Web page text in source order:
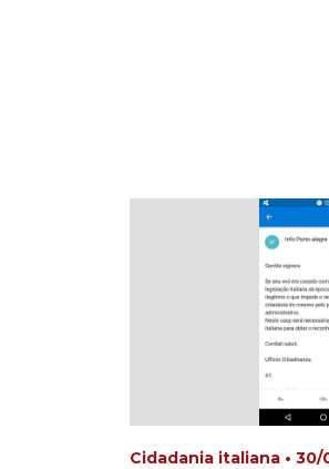
Cidadania italiana • 30/